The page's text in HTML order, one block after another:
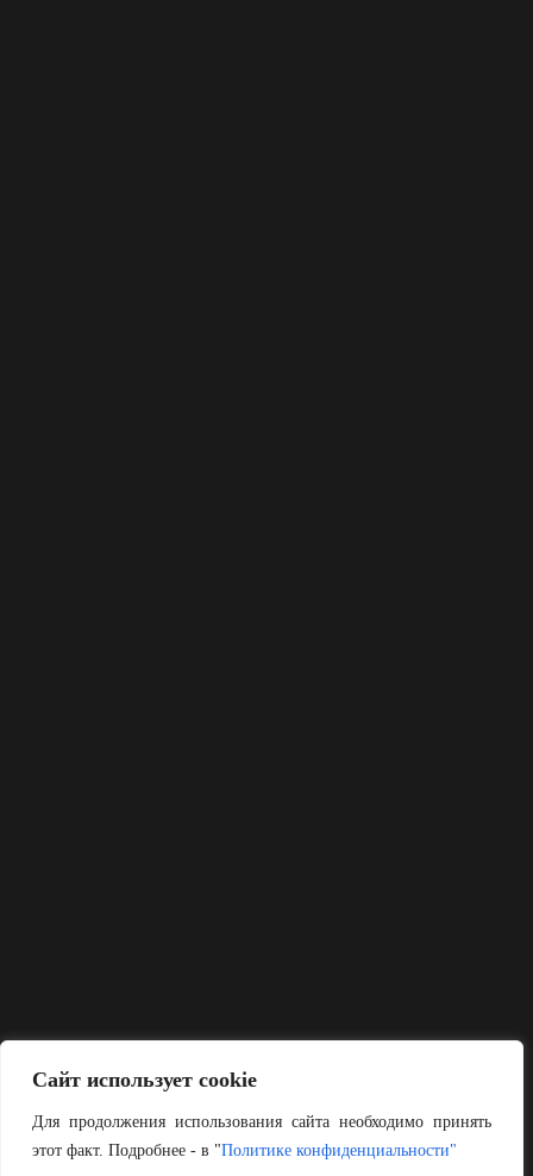
Сайт использует cookie
Для продолжения использования сайта необходимо принять
этот факт. Подробнее - в "Политике конфиденциальности"